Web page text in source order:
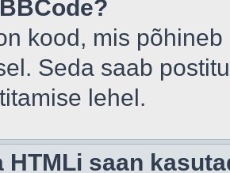
kood, mis
Seda saab
lehel.
HTMLi saan